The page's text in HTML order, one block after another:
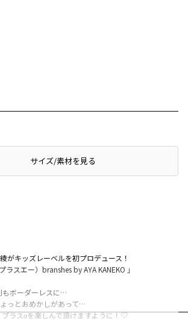
サイズ/素材を見る
がキッズレーベルを初プロデュース！
ラスエー）branshes by AYA KANEKO 」
もボーダーレスに…
っとおめかしがあって…
ラスαを楽しんで頂けますように！♡